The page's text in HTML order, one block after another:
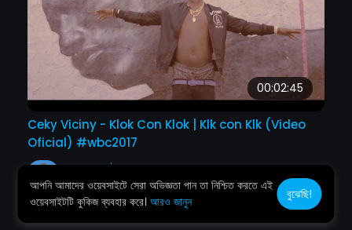
আপনি আমাদের ওয়েবসাইটে সেরা অভিজ্ঞতা পান তা নিশ্চিত করতে এই
ওয়েবসাইটটি কুকিজ ব্যবহার করে।আরও জানুন
বুঝেছি!
00:02:45
Ceky Viciny - Klok Con Klok | Klk con Klk (Video
Oficial) #wbc2017
yunyminaya
13 ভিউ•3 মাস আগে